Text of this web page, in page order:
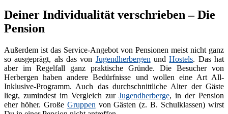
Deiner Individualität verschrieben – Die
Pension
Außerdem ist das Service-Angebot von Pensionen meist nicht ganz
so ausgeprägt, als das von Jugendherbergen undHostels. Das hat
aber im Regelfall ganz praktische Gründe. Die Besucher von
Herbergen haben andere Bedürfnisse und wollen eine Art All-
Inklusive-Programm. Auch das durchschnittliche Alter der Gäste
liegt, zumindest im Vergleich zurJugendherberge, in der Pension
eher höher. Große Gruppen von Gästen (z. B. Schulklassen) wirst